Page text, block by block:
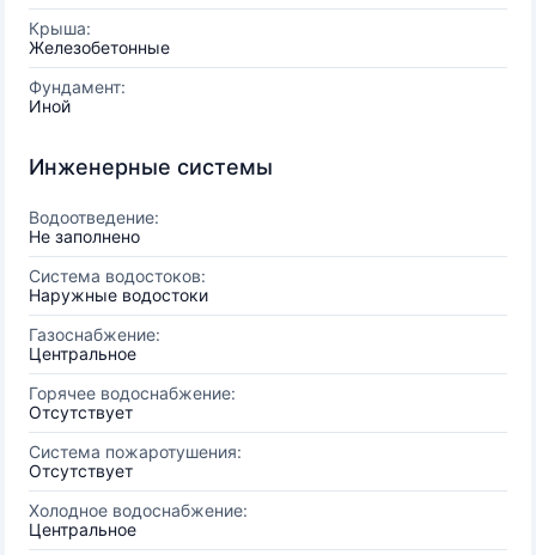
Крыша:
Железобетонные
Фундамент:
Иной
Инженерные системы
Водоотведение:
Не заполнено
Система водостоков:
Наружные водостоки
Газоснабжение:
Центральное
Горячее водоснабжение:
Отсутствует
Система пожаротушения:
Отсутствует
Холодное водоснабжение:
Центральное